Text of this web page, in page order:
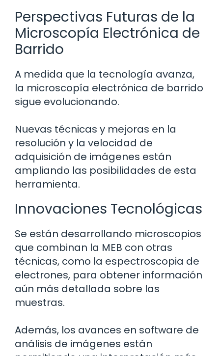
Perspectivas Futuras de la
Microscopía Electrónica de
Barrido
A medida que la tecnología avanza,
la microscopía electrónica de barrido
sigue evolucionando.
Nuevas técnicas y mejoras en la
resolución y la velocidad de
adquisición de imágenes están
ampliando las posibilidades de esta
herramienta.
Innovaciones Tecnológicas
Se están desarrollando microscopios
que combinan la MEB con otras
técnicas, como la espectroscopia de
electrones, para obtener información
aún más detallada sobre las
muestras.
Además, los avances en software de
análisis de imágenes están